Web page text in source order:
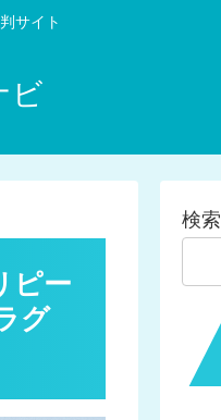
サイト
ビ
ピー
グ
検索